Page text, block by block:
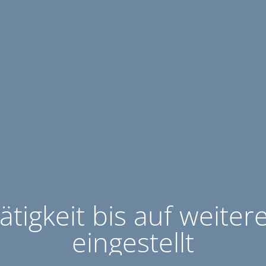
bis auf
eingestellt